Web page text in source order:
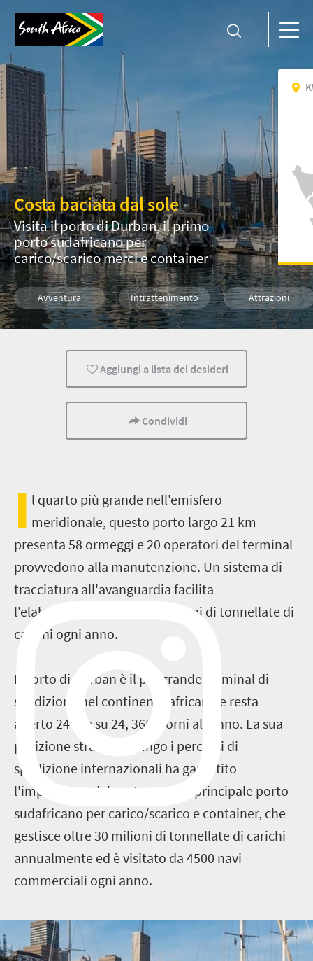
Costa baciata dal sole
Visita il porto di Durban, il primo
porto sudafricano per
carico/scarico merci e container
Avventura Intrattenimento Attrazioni
Cibo Cultura A buon mercato
Aggiungi a lista dei desideri
Condividi
I l quarto più grande nell'emisfero
meridionale, questo porto largo 21 km
presenta 58 ormeggi e 20 operatori del terminal
provvedono alla manutenzione. Un sistema di
tracciatura all'avanguardia facilita
l'elaborazione di oltre 30 milioni di tonnellate di
carichi ogni anno.
Il porto di Durban è il più grande terminal di
spedizione nel continente africano e resta
aperto 24 ore su 24, 365 giorni all'anno. La sua
posizione strategica lungo i percorsi di
spedizione internazionali ha garantito
l'importanza del porto come il principale porto
sudafricano per carico/scarico e container, che
gestisce oltre 30 milioni di tonnellate di carichi
annualmente ed è visitato da 4500 navi
commerciali ogni anno.